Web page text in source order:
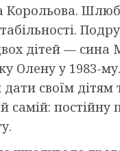
Корольова. Шлюб
дітей — сина
Олену у 1983-
своїм дітям
самій: постійну